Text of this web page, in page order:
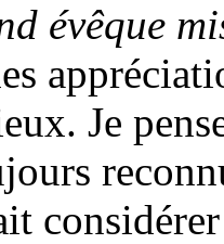
évêque
Je